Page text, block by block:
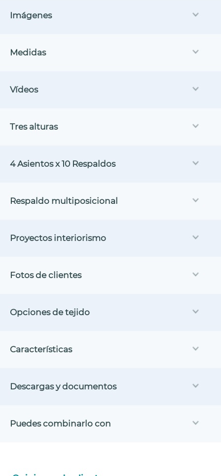
Imágenes
Medidas
Vídeos
Tres alturas
4 Asientos x 10 Respaldos
Respaldo multiposicional
Proyectos interiorismo
Fotos de clientes
Opciones de tejido
Características
Descargas y documentos
Puedes combinarlo con